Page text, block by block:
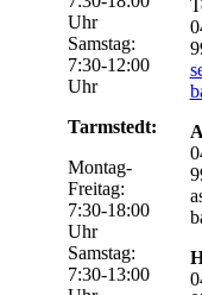
Uhr
Samstag:
7:30-12:00
Uhr
Tarmstedt:
Montag-
Freitag:
7:30-18:00
Uhr
Samstag:
7:30-13:00